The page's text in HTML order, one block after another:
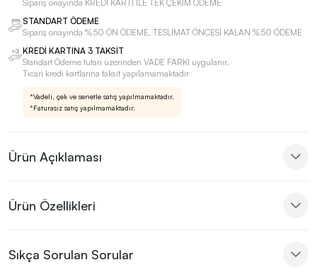
Ürün Açıklaması
Ürün Özellikleri
Sıkça Sorulan Sorular
Sipariş onayında KREDİ KARTI İLE TEK ÇEKİM ÖDEME
STANDART ÖDEME
Sipariş onayında %50 ÖN ÖDEME, TESLİMAT ÖNCESİ KALAN %50 ÖDEME
KREDİ KARTINA 3 TAKSİT
Standart Ödeme tutarı üzerinden VADE FARKI uygulanır.
Ticari kredi kartlarına taksit yapılamamaktadır
*Vadeli, çek ve senetle satış yapılmamaktadır.
*Faturasız satış yapılmamaktadır.